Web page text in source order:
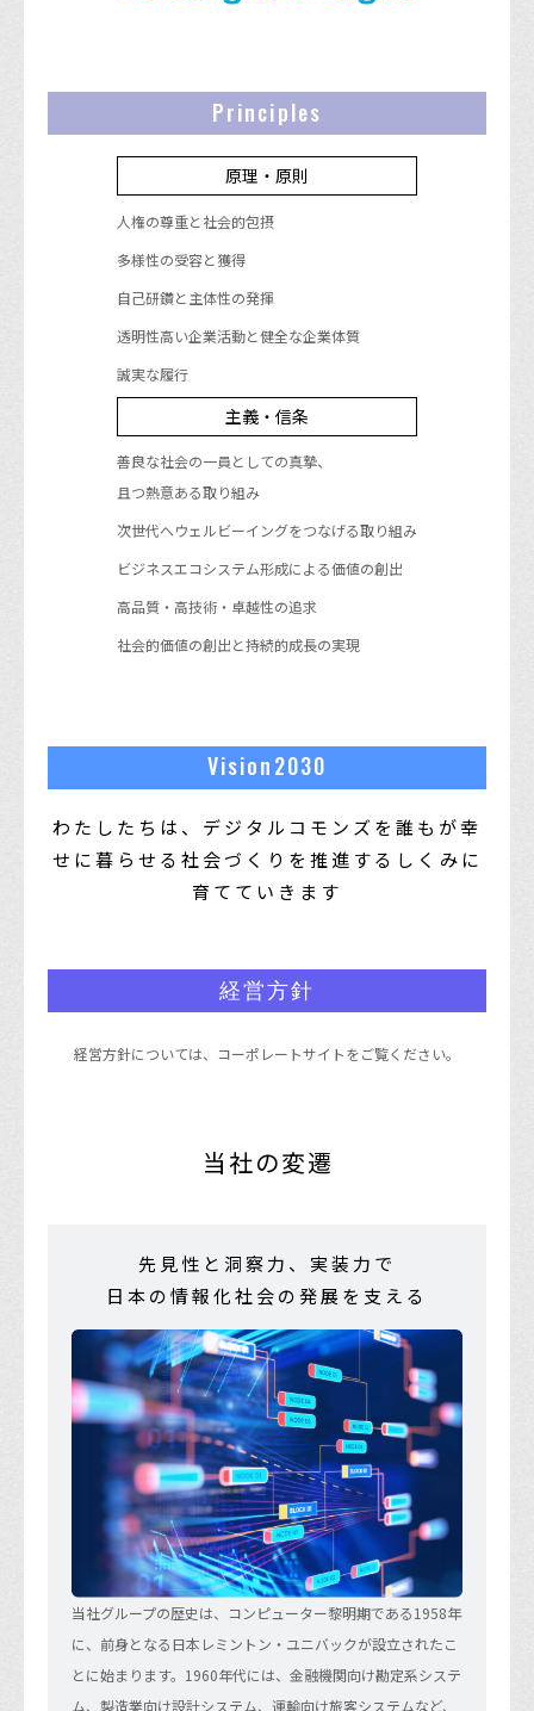
Principles
原理・原則
人権の尊重と社会的包摂
多様性の受容と獲得
自己研鑽と主体性の発揮
透明性高い企業活動と健全な企業体質
誠実な履行
主義・信条
善良な社会の一員としての真摯、
且つ熱意ある取り組み
次世代へウェルビーイングをつなげる取り組み
ビジネスエコシステム形成による価値の創出
高品質・高技術・卓越性の追求
社会的価値の創出と持続的成長の実現
Vision2030
わたしたちは、デジタルコモンズを誰もが幸
せに暮らせる 社会づくりを推進するしくみに
育てていきます
経営方針
経営方針については、 コーポレートサイトをご覧ください。
当社の変遷
先見性と洞察力、実装力で
日本の情報化社会の発展を支える
当社グループの歴史は、コンピューター黎明期である1958年
に、前身となる日本レミントン・ユニバックが設立されたこ
とに始まります。1960年代には、金融機関向け勘定系システ
ム、製造業向け設計システム、運輸向け旅客システムなど、